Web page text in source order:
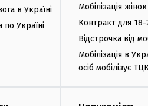
в Україні
по Україні
Мобілізація жінок
Контракт для 18-
Відстрочка від
Мобілізація в
осіб мобілізує